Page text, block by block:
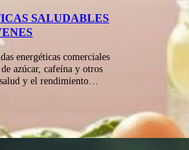
SALUDABLES
energéticas comerciales
azúcar, cafeína y otros
y el rendimiento…